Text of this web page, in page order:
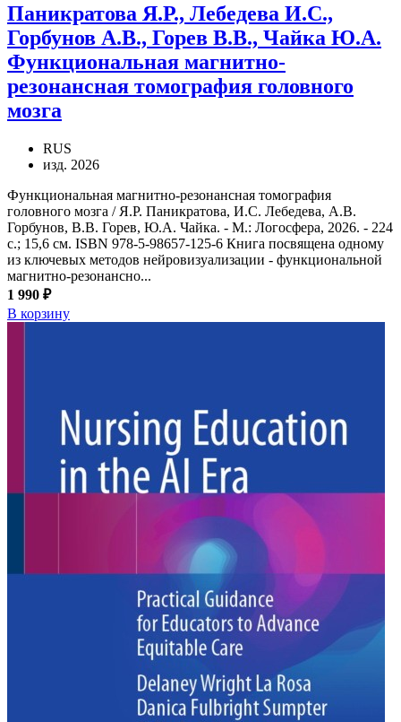
Паникратова Я.Р., Лебедева И.С.,
Горбунов А.В., Горев В.В., Чайка Ю.А.
Функциональная магнитно-
резонансная томография головного
мозга
RUS
изд. 2026
Функциональная магнитно-резонансная томография
головного мозга / Я.Р. Паникратова, И.С. Лебедева, А.В.
Горбунов, В.В. Горев, Ю.А. Чайка. - М.: Логосфера, 2026. - 224
с.; 15,6 см. ISBN 978-5-98657-125-6 Книга посвящена одному
из ключевых методов нейровизуализации - функциональной
магнитно-резонансно...
1 990 ₽
В корзину